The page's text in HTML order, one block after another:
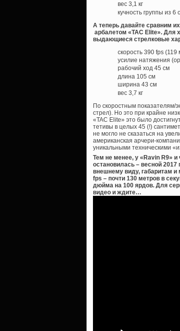
вес 3,1 кг
кучность группы из 6
А теперь давайте сравним
арбалетом «TAC Elite». Для
выдающиеся стрелковые
скорость 390 fps
усилие натяжения
рабочий ход 45 см
длина 105 см
ширина 43 см
вес 3,7 кг
По скоростным показателям/
стрел). Но это при крайне
«TAC Elite» это было
тетивы в целых 45 (!)
не могло не сказаться на
американская арчери-
уникальными техническими
Тем не менее, у «Ravin R9»
остановилась – весной
внешнему виду, габаритам и
fps – почти 130 метров в
дюйма на 100 ярдов. Для
видео и ждите…